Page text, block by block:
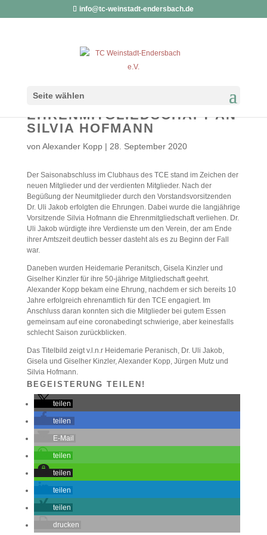
info@tc-weinstadt-endersbach.de
Seite wählen
SAISONABSCHLUSS &
VERLEIHUNG DER
EHRENMITGLIEDSCHAFT AN
SILVIA HOFMANN
von Alexander Kopp| 28. September 2020
Der Saisonabschluss im Clubhaus des TCE stand im Zeichen der
neuen Mitglieder und der verdienten Mitglieder. Nach der
Begüßung der Neumitglieder durch den Vorstandsvorsitzenden
Dr. Uli Jakob erfolgten die Ehrungen. Dabei wurde die langjährige
Vorsitzende Silvia Hofmann die Ehrenmitgliedschaft verliehen. Dr.
Uli Jakob würdigte ihre Verdienste um den Verein, der am Ende
ihrer Amtszeit deutlich besser dasteht als es zu Beginn der Fall
war.
Daneben wurden Heidemarie Peranitsch, Gisela Kinzler und
Giselher Kinzler für ihre 50-jährige Mitgliedschaft geehrt.
Alexander Kopp bekam eine Ehrung, nachdem er sich bereits 10
Jahre erfolgreich ehrenamtlich für den TCE engagiert. Im
Anschluss daran konnten sich die Mitglieder bei gutem Essen
gemeinsam auf eine coronabedingt schwierige, aber keinesfalls
schlecht Saison zurückblicken.
Das Titelbild zeigt v.l.n.r Heidemarie Peranisch, Dr. Uli Jakob,
Gisela und Giselher Kinzler, Alexander Kopp, Jürgen Mutz und
Silvia Hofmann.
BEGEISTERUNG TEILEN!
teilen
teilen
E-Mail
teilen
teilen
teilen
teilen
drucken